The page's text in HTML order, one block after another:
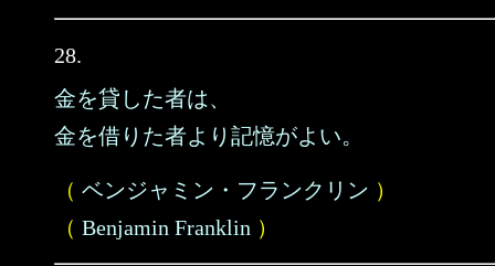
28.
金を貸した者は、
金を借りた者より記憶がよい。
（ ベンジャミン・フランクリン ）
（ Benjamin Franklin ）